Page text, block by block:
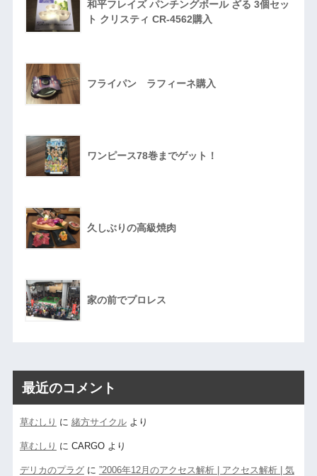
和平フレイズ パンチングボール ざる 3個セッ
ト クリスティ CR-4562購入
フライパン ラフィーネ購入
ワンピース78巻までゲット！
久しぶりの高級焼肉
家の前でプロレス
最近のコメント
草むしり に 緒方サイクルより
草むしり に CARGOより
デリカのプラグに ”2006年12月のアクセス解析 | アクセス解析 | 気